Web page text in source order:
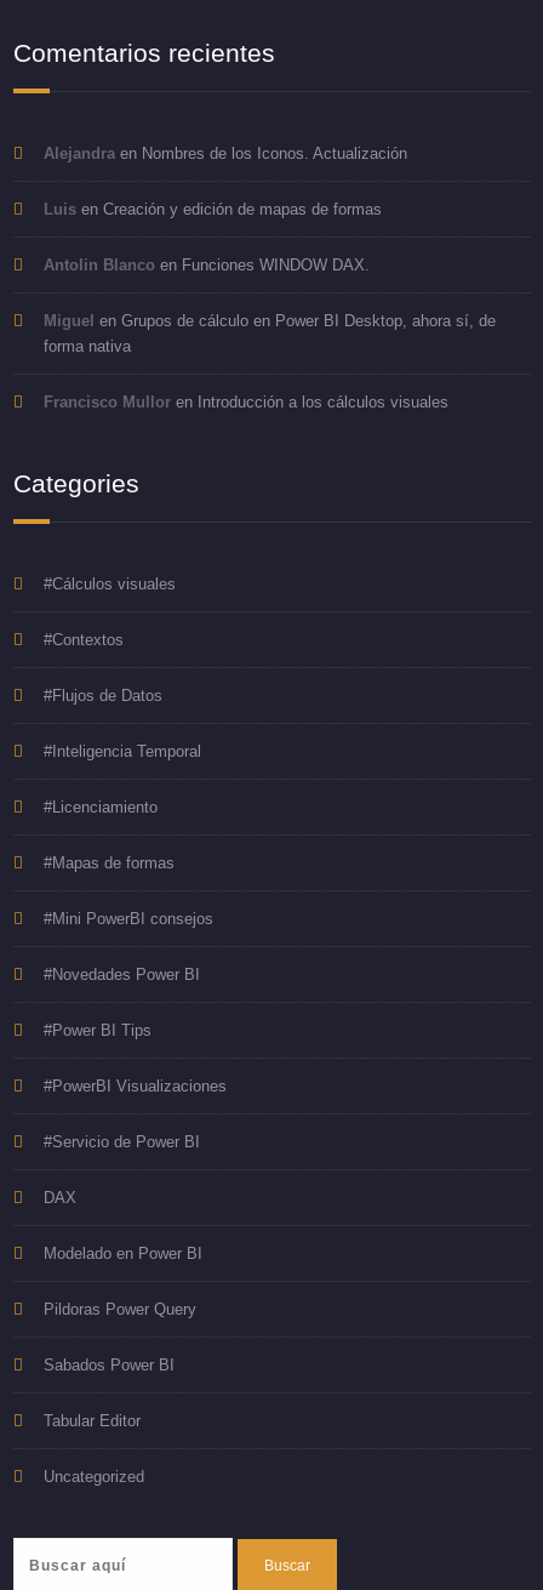
Comentarios recientes
Alejandraen Nombres de los Iconos. Actualización
Luisen Creación y edición de mapas de formas
Antolin Blancoen Funciones WINDOW DAX.
Miguel en Grupos de cálculo en Power BI Desktop, ahora sí, de
forma nativa
Francisco Mulloren Introducción a los cálculos visuales
Categories
#Cálculos visuales
#Contextos
#Flujos de Datos
#Inteligencia Temporal
#Licenciamiento
#Mapas de formas
#Mini PowerBI consejos
#Novedades Power BI
#Power BI Tips
#PowerBI Visualizaciones
#Servicio de Power BI
DAX
Modelado en Power BI
Pildoras Power Query
Sabados Power BI
Tabular Editor
Uncategorized